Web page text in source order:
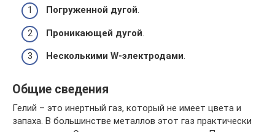
Погруженной дугой.
Проникающей дугой
Несколькими W-электродами.
Общие сведения
Гелий – это инертный газ, который не имеет цвета и
запаха. В большинстве металлов этот газ практически